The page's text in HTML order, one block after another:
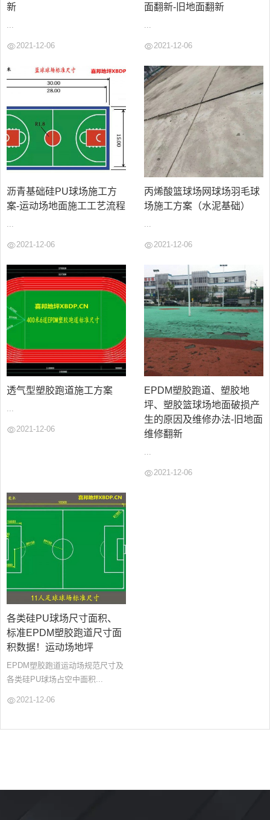
新
...
2021-12-06
面翻新-旧地面翻新
...
2021-12-06
沥青基础硅PU球场施工方
案-运动场地面施工工艺流程
...
2021-12-06
丙烯酸篮球场网球场羽毛球
场施工方案（水泥基础）
...
2021-12-06
透气型塑胶跑道施工方案
...
2021-12-06
EPDM塑胶跑道、塑胶地
坪、塑胶篮球场地面破损产
生的原因及维修办法-旧地面
维修翻新
...
2021-12-06
各类硅PU球场尺寸面积、
标准EPDM塑胶跑道尺寸面
积数据！运动场地坪
EPDM塑胶跑道运动场规范尺寸及
各类硅PU球场占空中面积...
2021-12-06